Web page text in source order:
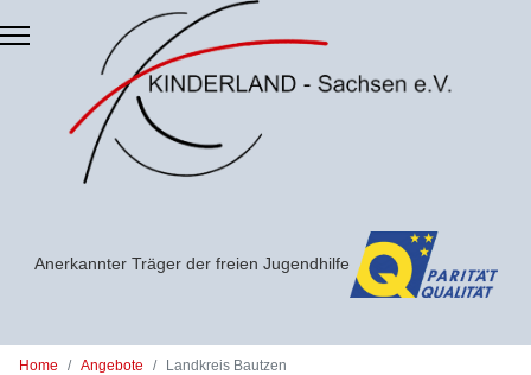
Zum Hauptinhalt springen
Anerkannter Träger der freien Jugendhilfe
Home Angebote Landkreis Bautzen